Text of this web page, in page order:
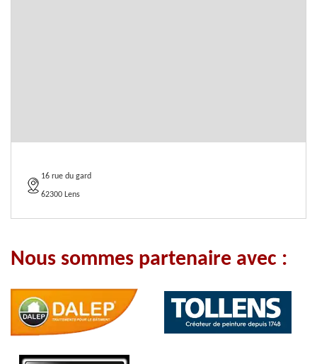
16 rue du gard
62300 Lens
Nous sommes partenaire avec :